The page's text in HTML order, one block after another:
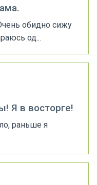
обидно сижу
од...
Я в восторге!
раньше я